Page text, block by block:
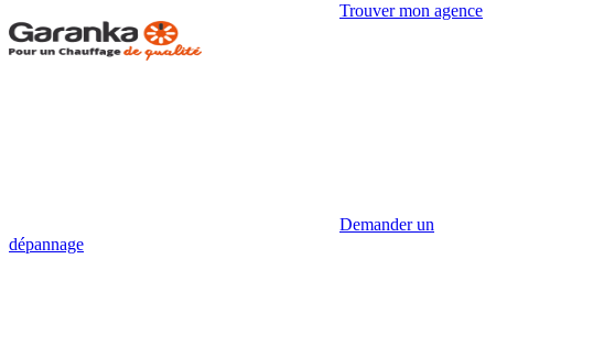
Trouver mon agence
Demander un
dépannage